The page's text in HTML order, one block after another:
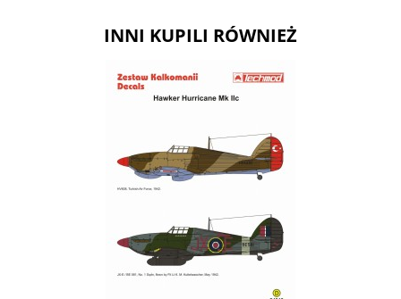
INNI KUPILI RÓWNIEŻ